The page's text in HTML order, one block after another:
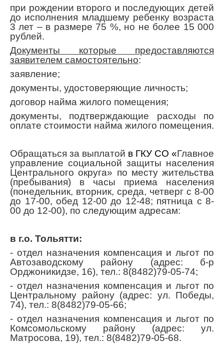
при рождении второго и последующих детей
до исполнения младшему ребенку возраста
3 лет – в размере 75 %, но не более 15 000
рублей.
Документы которые предоставляются
заявителем самостоятельно:
заявление;
документы, удостоверяющие личность;
договор найма жилого помещения;
документы, подтверждающие расходы по
оплате стоимости найма жилого помещения.
Обращаться за выплатой в ГКУ СО «Главное
управление социальной защиты населения
Центрального округа» по месту жительства
(пребывания) в часы приема населения
(понедельник, вторник, среда, четверг с 8-00
до 17-00, обед 12-00 до 12-48; пятница с 8-
00 до 12-00), по следующим адресам:
в г.о. Тольятти:
- отдел назначения компенсация и льгот по
Автозаводскому району (адрес: б-р
Орджоникидзе, 16), тел.: 8(8482)79-05-74;
- отдел назначения компенсация и льгот по
Центральному району (адрес: ул. Победы,
74), тел.: 8(8482)79-05-66;
- отдел назначения компенсация и льгот по
Комсомольскому району (адрес: ул.
Матросова, 19), тел.: 8(8482)79-05-68.